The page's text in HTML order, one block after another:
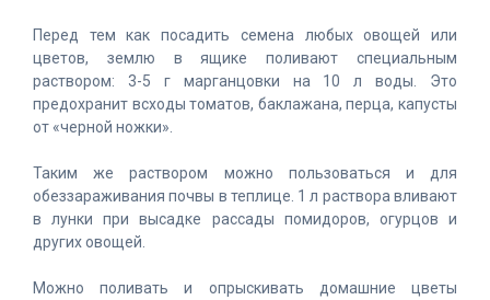
Перед тем как посадить семена любых овощей или
цветов, землю в ящике поливают специальным
раствором: 3-5 г марганцовки на 10 л воды. Это
предохранит всходы томатов, баклажана, перца, капусты
от «черной ножки».
Таким же раствором можно пользоваться и для
обеззараживания почвы в теплице. 1 л раствора вливают
в лунки при высадке рассады помидоров, огурцов и
других овощей.
Можно поливать и опрыскивать домашние цветы